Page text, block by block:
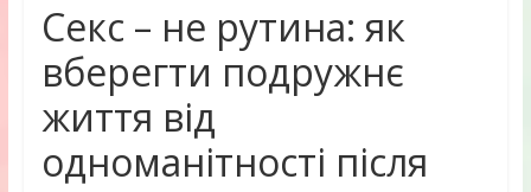
Секс – не рутина: як
вберегти подружнє
життя від
одноманітності після